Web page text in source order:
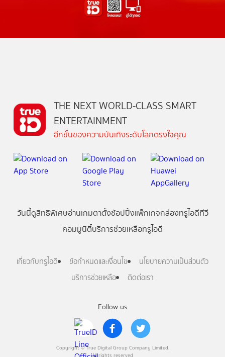
Follow us
Copyright © True Digital Group Company Limited.
All rights reserved
THE NEXT WORLD-CLASS SMART
ENTERTAINMENT
อีกขั้นของความบันเทิงระดับโลกตรงใจคุณ
วันนี้ดูสิทธิพิเศษอ่านเกมตาตั้งช้อปปิ้งแพ็กเกจกล่องทรูไอดีทีวี
คอมมูนิตี้บริการช่วยเหลือทรูไอดี
เกี่ยวกับทรูไอดี ข้อกำหนดและเงื่อนไข
นโยบายความเป็นส่วนตัว
บริการช่วยเหลือ
ติดต่อเรา